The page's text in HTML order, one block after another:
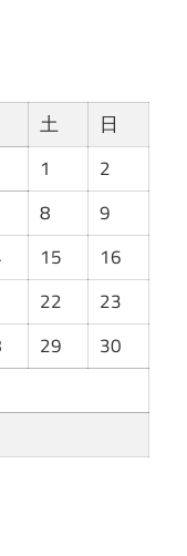
土 日
1
2
8
9
15
16
22
23
29
30